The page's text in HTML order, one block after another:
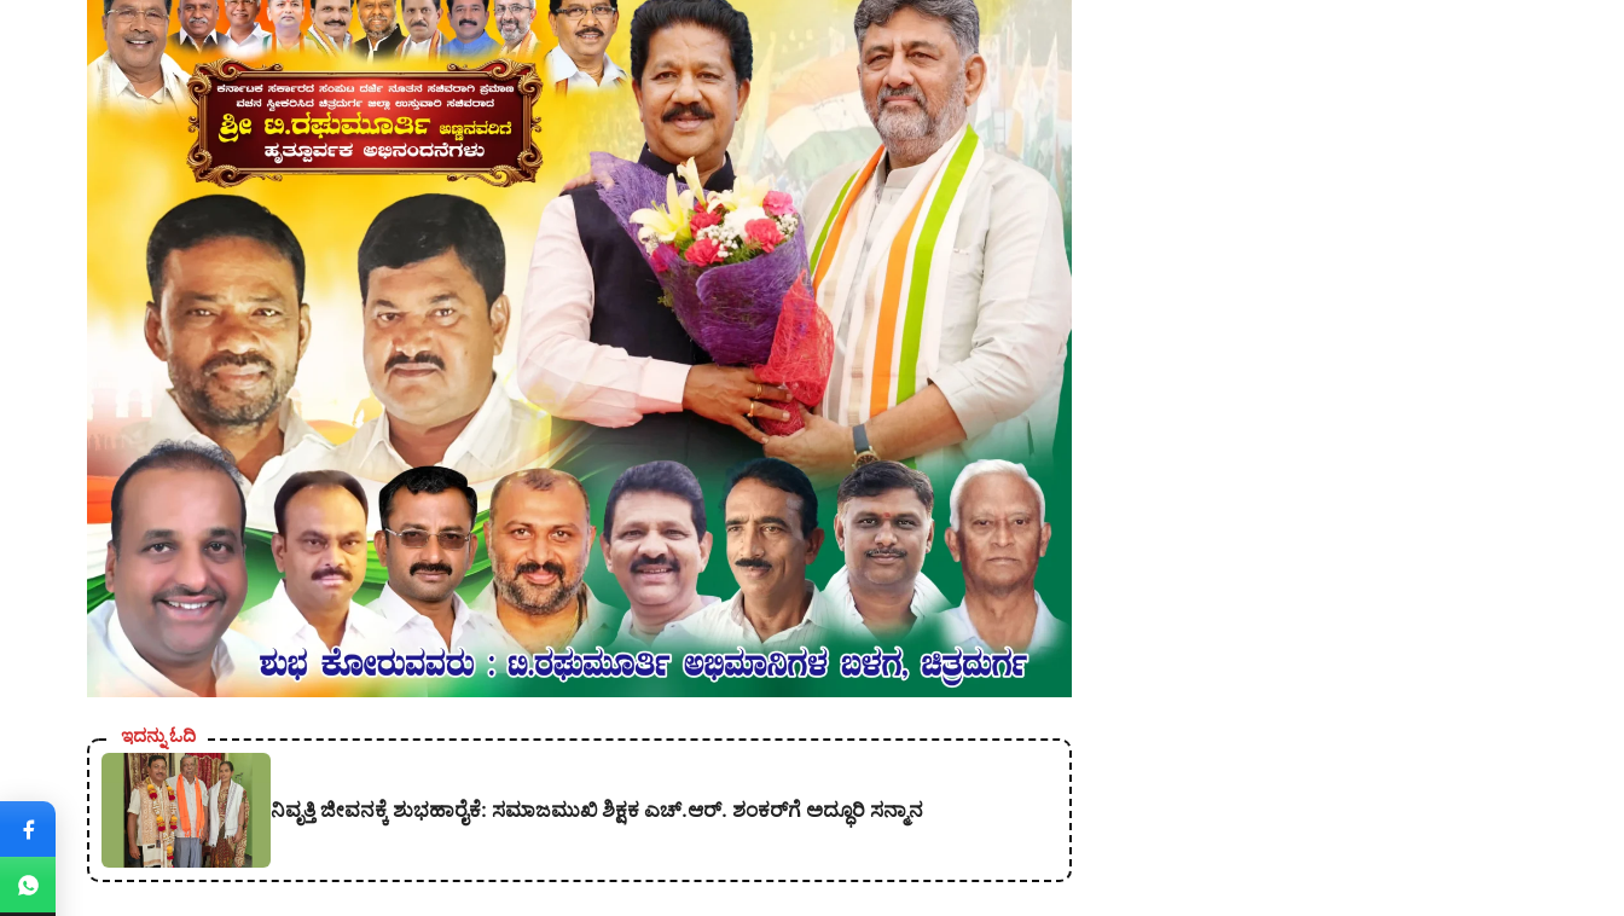
ಇದನ್ನು ಓದಿ
ನಿವೃತ್ತಿ ಜೀವನಕ್ಕೆ ಶುಭಹಾರೈಕೆ: ಸಮಾಜಮುಖಿ ಶಿಕ್ಷಕ ಎಚ್.ಆರ್. ಶಂಕರ್‌ಗೆ ಅದ್ಧೂರಿ ಸನ್ಮಾನ